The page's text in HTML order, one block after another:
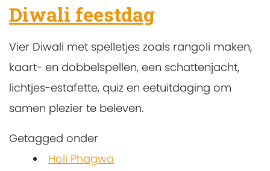
Diwali feestdag
Vier Diwali met spelletjes zoals rangoli maken,
kaart- en dobbelspellen, een schattenjacht,
lichtjes-estafette, quiz en eetuitdaging om
samen plezier te beleven.
Getagged onder
Holi Phagwa